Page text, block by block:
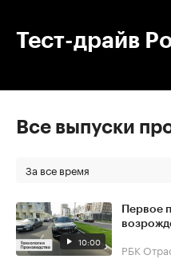
Тест-драйв
Все выпуски
За все время
10:00
Первое
РБК